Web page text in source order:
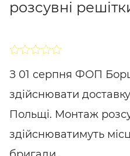
розсувні
З 01 серпня ФОП
здійснювати
Польщі. Монтаж
здійснюватимуть